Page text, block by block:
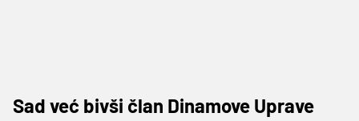
Sad već bivši član Dinamove Uprave